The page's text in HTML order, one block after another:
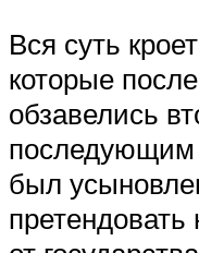
Вся суть
которые
обзавелись
был